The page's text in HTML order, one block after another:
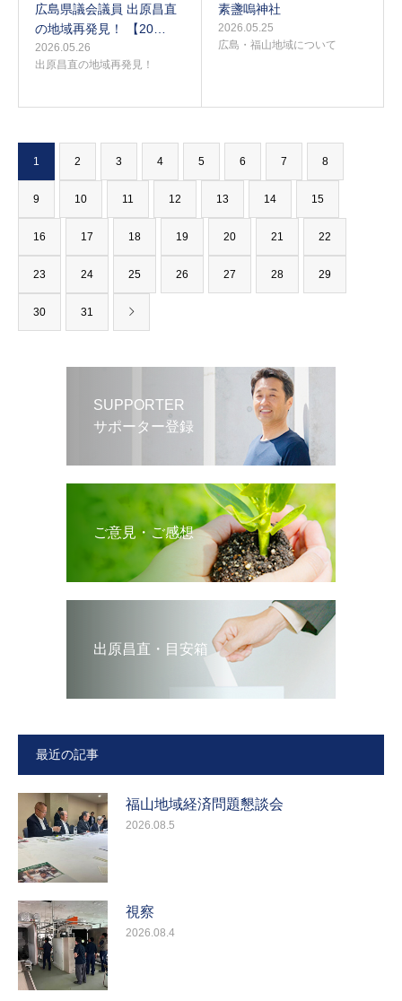
広島県議会議員 出原昌直
の地域再発見！ 【20…
2026.05.26
出原昌直の地域再発見！
素盞嗚神社
2026.05.25
広島・福山地域について
1 2 3 4 5 6 7 8
9 10 11 12 13 14 15
16 17 18 19 20 21 22
23 24 25 26 27 28 29
30 31
SUPPORTER
サポーター登録
ご意見・ご感想
出原昌直・目安箱
最近の記事
福山地域経済問題懇談会
2026.08.5
視察
2026.08.4